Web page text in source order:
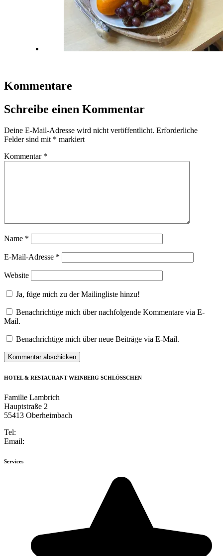
Kommentare
Schreibe einen Kommentar
Deine E-Mail-Adresse wird nicht veröffentlicht. Erforderliche
Felder sind mit * markiert
Kommentar *
Name *
E-Mail-Adresse *
Website
Ja, füge mich zu der Mailingliste hinzu!
Benachrichtige mich über nachfolgende Kommentare via E-
Mail.
Benachrichtige mich über neue Beiträge via E-Mail.
HOTEL & RESTAURANT WEINBERG SCHLÖSSCHEN
Familie Lambrich
Hauptstraße 2
55413 Oberheimbach
Tel:
Email:
Services